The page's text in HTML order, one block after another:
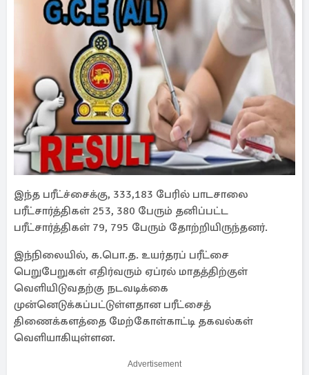
இந்த பரீட்ச்சைக்கு, 333,183 பேரில் பாடசாலை
பரீட்சார்த்திகள் 253, 380 பேரும் தனிப்பட்ட
பரீட்சார்த்திகள் 79, 795 பேரும் தோற்றியிருந்தனர்.
இந்நிலையில், க.பொ.த. உயர்தரப் பரீட்சை
பெறுபேறுகள் எதிர்வரும் ஏப்ரல் மாதத்திற்குள்
வெளியிடுவதற்கு நடவடிக்கை
முன்னெடுக்கப்பட்டுள்ளதான பரீட்சைத்
திணைக்களத்தை மேற்கோள்காட்டி தகவல்கள்
வெளியாகியுள்ளன.
Advertisement